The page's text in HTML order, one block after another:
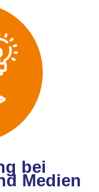
bei
Medien